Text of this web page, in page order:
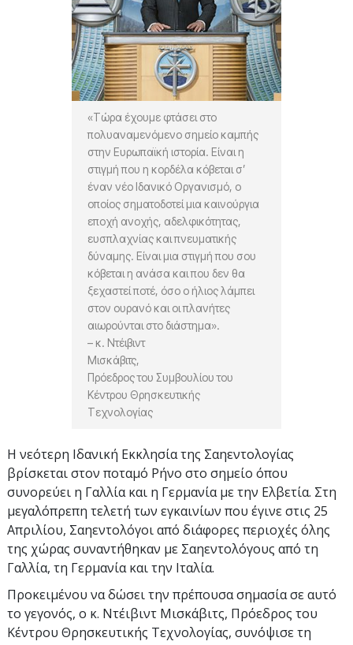
«Τώρα έχουμε φτάσει στο
πολυαναμενόμενο σημείο καμπής
στην Ευρωπαϊκή ιστορία. Είναι η
στιγμή που η κορδέλα κόβεται σ’
έναν νέο Ιδανικό Οργανισμό, ο
οποίος σηματοδοτεί μια καινούργια
εποχή ανοχής, αδελφικότητας,
ευσπλαχνίας και πνευματικής
δύναμης. Είναι μια στιγμή που σου
κόβεται η ανάσα και που δεν θα
ξεχαστεί ποτέ, όσο ο ήλιος λάμπει
στον ουρανό και οι πλανήτες
αιωρούνται στο διάστημα».
– κ. Ντέιβιντ
Μισκάβιτς,
Πρόεδρος του Συμβουλίου του
Κέντρου Θρησκευτικής
Τεχνολογίας
Η νεότερη Ιδανική Εκκλησία της Σαηεντολογίας
βρίσκεται στον ποταμό Ρήνο στο σημείο όπου
συνορεύει η Γαλλία και η Γερμανία με την Ελβετία. Στη
μεγαλόπρεπη τελετή των εγκαινίων που έγινε στις 25
Απριλίου, Σαηεντολόγοι από διάφορες περιοχές όλης
της χώρας συναντήθηκαν με Σαηεντολόγους από τη
Γαλλία, τη Γερμανία και την Ιταλία.
Προκειμένου να δώσει την πρέπουσα σημασία σε αυτό
το γεγονός, ο κ. Ντέιβιντ Μισκάβιτς, Πρόεδρος του
Κέντρου Θρησκευτικής Τεχνολογίας, συνόψισε τη